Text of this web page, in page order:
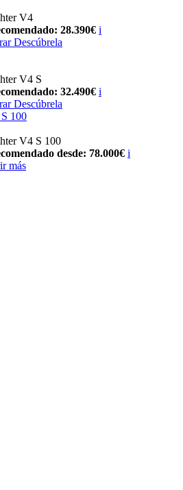
V4
28.390€ i
Descúbrela
V4 S
32.490€ i
Descúbrela
100
V4 S 100
desde: 78.000€ i
más